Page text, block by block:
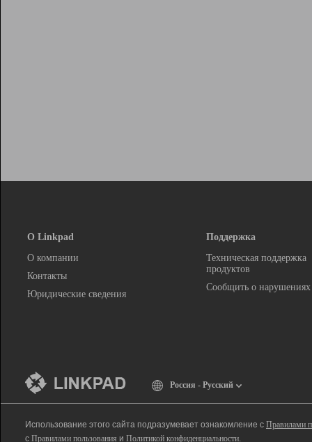
О Linkpad
О компании
Контакты
Юридические сведения
Поддержка
Техническая поддержка
продуктов
Сообщить о нарушениях
Россия - Русский
Использование этого сайта подразумевает ознакомление с Правилами
с Правилами пользования и Политикой конфиденциальности.